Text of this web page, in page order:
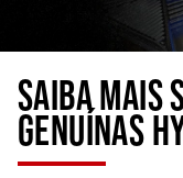
SAIBA MAIS
GENUÍNAS